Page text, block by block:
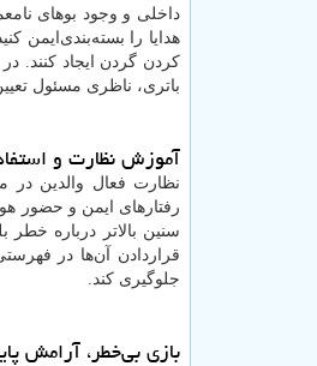
داخلی و وجود بوهای
هدایا را بسته‌بندی‌ایمن
کردن گردن ایجاد کنند.
باتری، ناظری مسئول
آموزش نظارت و
نظارت فعال والدین در
رفتارهای ایمن و حضور
سنین بالاتر درباره
قراردادن آن‌ها در
جلوگیری کند.
بازی بی‌خطر، آرامش